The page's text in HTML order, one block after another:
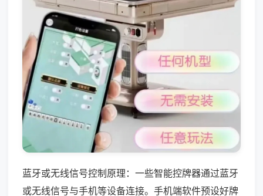
蓝牙或无线信号控制原理：一些智能控牌器通过蓝牙
或无线信号与手机等设备连接。手机端软件预设好牌